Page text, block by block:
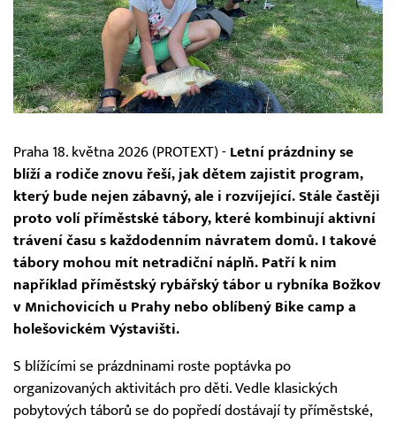
Praha 18. května 2026 (PROTEXT) - Letní prázdniny se
blíží a rodiče znovu řeší, jak dětem zajistit program,
který bude nejen zábavný, ale i rozvíjející. Stále častěji
proto volí příměstské tábory, které kombinují aktivní
trávení času s každodenním návratem domů. I takové
tábory mohou mít netradiční náplň. Patří k nim
například příměstský rybářský tábor u rybníka Božkov
v Mnichovicích u Prahy nebo oblíbený Bike camp a
holešovickém Výstavišti.
S blížícími se prázdninami roste poptávka po
organizovaných aktivitách pro děti. Vedle klasických
pobytových táborů se do popředí dostávají ty příměstské,